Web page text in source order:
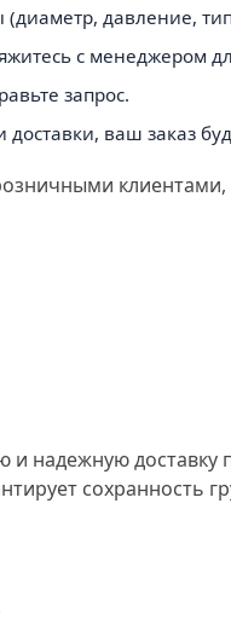
давление,
с менеджером
запрос.
ваш заказ
клиентами,
надежную
сохранность